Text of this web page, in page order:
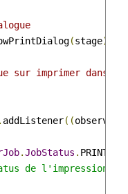
(stage);
imprimer dans la
addListener((
.JobStatus . PRINTING
de l'impression :